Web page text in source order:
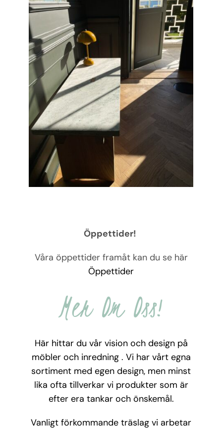
Öppettider!
Våra öppettider framåt kan du se här
Öppettider
Mer Om Oss!
Här hittar du vår vision och design på
möbler och inredning . Vi har vårt egna
sortiment med egen design, men minst
lika ofta tillverkar vi produkter som är
efter era tankar och önskemål.
Vanligt förkommande träslag vi arbetar